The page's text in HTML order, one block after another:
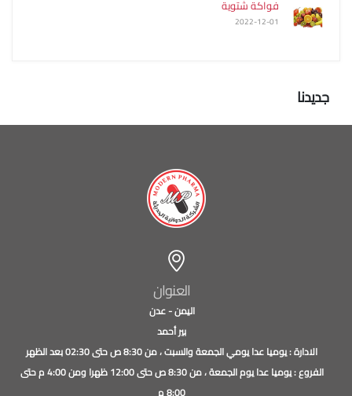
فواكة شتوية
2022-12-01
جديدنا
العنوان
اليمن - عدن
بير أحمد
الادارة : يوميا عدا يومي الجمعة والسبت ، من 8:30 ص حتى 02:30 بعد الظهر
الفروع : يوميا عدا يوم الجمعة ، من 8:30 ص حتى 12:00 ظهرا ومن 4:00 م حتى